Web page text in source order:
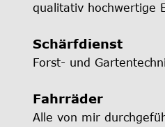
qualitativ hochwertige
Schärfdienst
Forst- und
Fahrräder
Alle von mir